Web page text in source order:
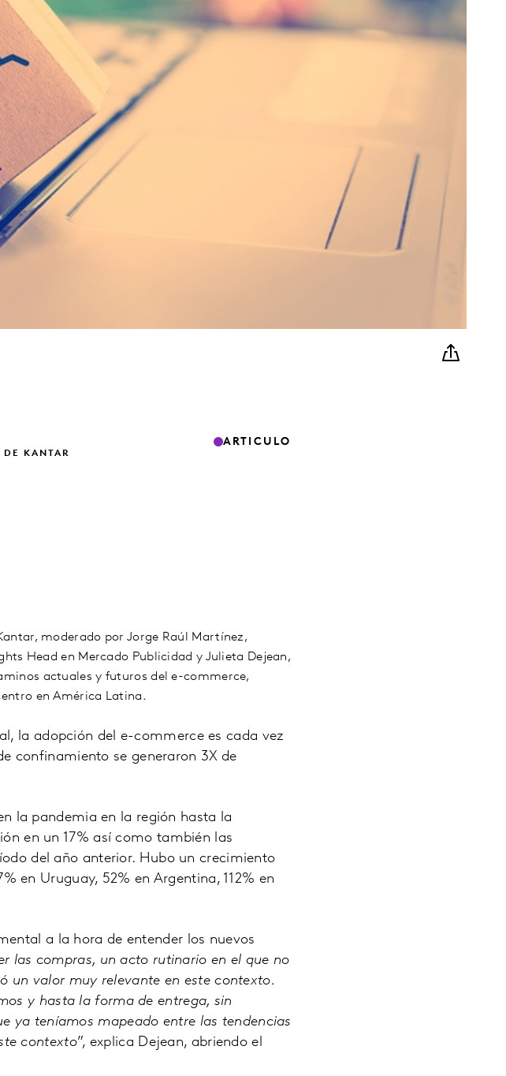
KANTAR
ARTICULO
moderado por Jorge Raúl Martínez,
Head en Mercado Publicidad y Julieta Dejean,
actuales y futuros del e-commerce,
en América Latina.
la adopción del e-commerce es cada vez
confinamiento se generaron 3X de
la pandemia en la región hasta la
en un 17% así como también las
del año anterior. Hubo un crecimiento
en Uruguay, 52% en Argentina, 112% en
a la hora de entender los nuevos
las compras, un acto rutinario en el que no
un valor muy relevante en este contexto.
y hasta la forma de entrega, sin
ya teníamos mapeado entre las tendencias
contexto”, explica Dejean, abriendo el